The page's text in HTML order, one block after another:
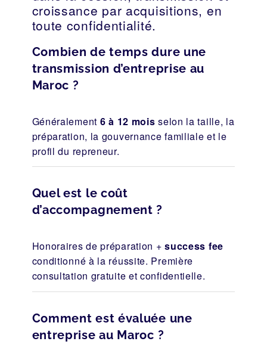
croissance par acquisitions, en
toute confidentialité.
Combien de temps dure une
transmission d’entreprise au
Maroc ?
Généralement 6 à 12 mois selon la taille, la
préparation, la gouvernance familiale et le
profil du repreneur.
Quel est le coût
d’accompagnement ?
Honoraires de préparation +success fee
conditionné à la réussite. Première
consultation gratuite et confidentielle.
Comment est évaluée une
entreprise au Maroc ?